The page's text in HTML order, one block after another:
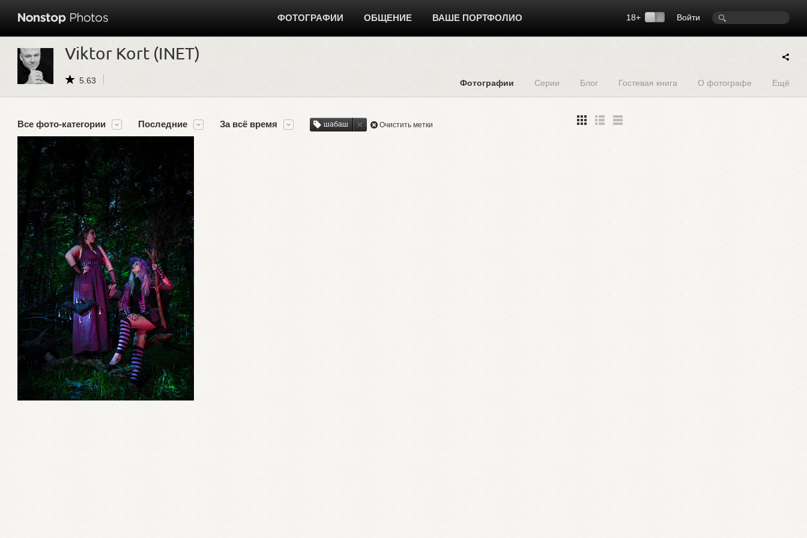
Войти
18+
ФОТОГРАФИИ ОБЩЕНИЕ ВАШЕ ПОРТФОЛИО
Viktor Kort (INET)
5.63 Фотографии Серии Блог Гостевая книга О фотографе Ещё
Все фото-категории Последние За всё время шабаш Очистить метки